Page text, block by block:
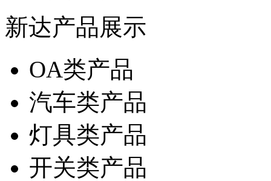
新达产品展示
OA类产品
汽车类产品
灯具类产品
开关类产品